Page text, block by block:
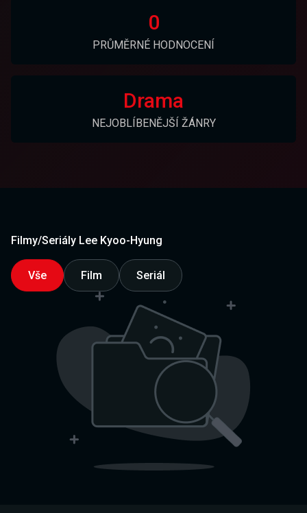
0
PRŮMĚRNÉ HODNOCENÍ
Drama
NEJOBLÍBENĚJŠÍ ŽÁNRY
Filmy/Seriály Lee Kyoo-Hyung
Vše Film Seriál